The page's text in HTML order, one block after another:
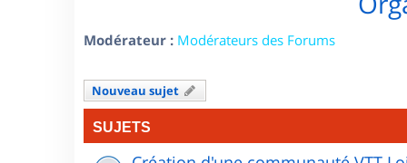
Modérateur : Modérateurs des Forums
Nouveau sujet
SUJETS